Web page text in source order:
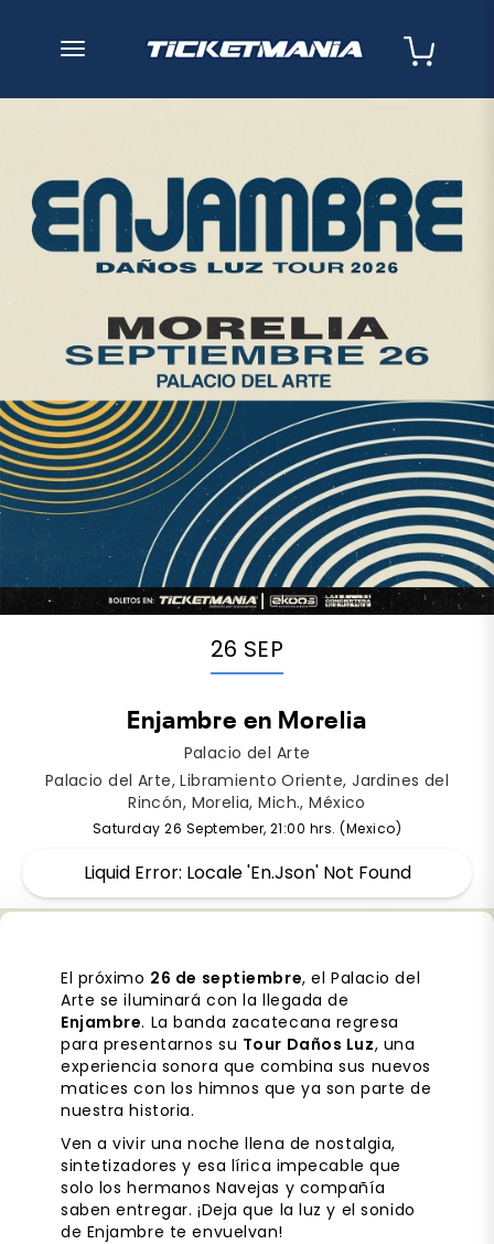
desplegar navegación
26 SEP
Enjambre en Morelia
Palacio del Arte
Palacio del Arte, Libramiento Oriente, Jardines del
Rincón, Morelia, Mich., México
Saturday 26 September, 21:00 hrs. (Mexico)
Liquid Error: Locale 'en.json' Not Found
El próximo 26 de septiembre, el Palacio del
Arte se iluminará con la llegada de
Enjambre. La banda zacatecana regresa
para presentarnos su Tour Daños Luz, una
experiencia sonora que combina sus nuevos
matices con los himnos que ya son parte de
nuestra historia.
Ven a vivir una noche llena de nostalgia,
sintetizadores y esa lírica impecable que
solo los hermanos Navejas y compañía
saben entregar. ¡Deja que la luz y el sonido
de Enjambre te envuelvan!